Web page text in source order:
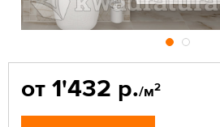
от 1'432 р./м2